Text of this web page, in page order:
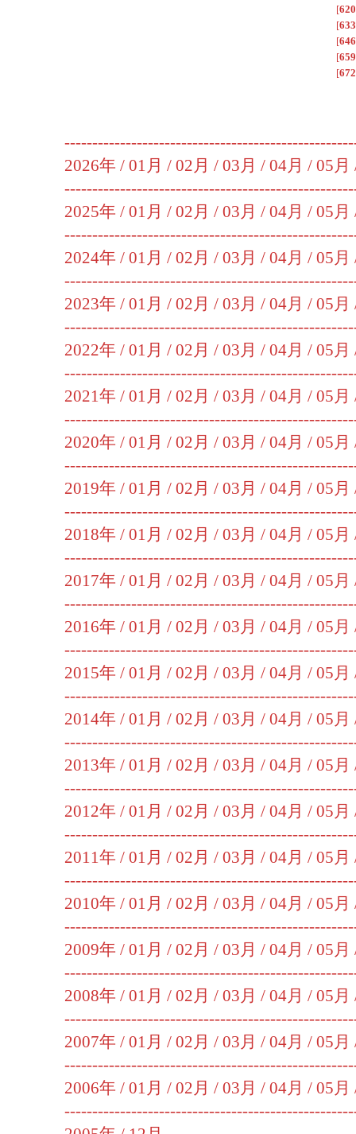
[620
[633
[646
[659
[672
2026年 / 01月 / 02月 / 03月 / 04月 / 05月
2025年 / 01月 / 02月 / 03月 / 04月 / 05月
2024年 / 01月 / 02月 / 03月 / 04月 / 05月
2023年 / 01月 / 02月 / 03月 / 04月 / 05月
2022年 / 01月 / 02月 / 03月 / 04月 / 05月
2021年 / 01月 / 02月 / 03月 / 04月 / 05月
2020年 / 01月 / 02月 / 03月 / 04月 / 05月
2019年 / 01月 / 02月 / 03月 / 04月 / 05月
2018年 / 01月 / 02月 / 03月 / 04月 / 05月
2017年 / 01月 / 02月 / 03月 / 04月 / 05月
2016年 / 01月 / 02月 / 03月 / 04月 / 05月
2015年 / 01月 / 02月 / 03月 / 04月 / 05月
2014年 / 01月 / 02月 / 03月 / 04月 / 05月
2013年 / 01月 / 02月 / 03月 / 04月 / 05月
2012年 / 01月 / 02月 / 03月 / 04月 / 05月
2011年 / 01月 / 02月 / 03月 / 04月 / 05月
2010年 / 01月 / 02月 / 03月 / 04月 / 05月
2009年 / 01月 / 02月 / 03月 / 04月 / 05月
2008年 / 01月 / 02月 / 03月 / 04月 / 05月
2007年 / 01月 / 02月 / 03月 / 04月 / 05月
2006年 / 01月 / 02月 / 03月 / 04月 / 05月